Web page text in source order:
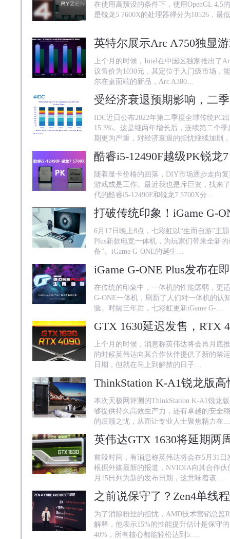
在使用高预设的条件下，使用OpenGL 4.5
是锐龙5 7600X的处理器得分为10526，最
上个月的时候，Intel在中国区独家推出了
议售价为1030元，其定位于入门级市场，
尔在桌面端的新品，Arc A380…
IDC近日公布2022年第二季度全球传统PC
15.3%。这是继两年增长后，连续第二个
期更为严重，对经济衰退的担忧继续加剧
随着显卡价格的回落，DIY市场逐步走向
游戏或是工作。最近我也是斥巨资，找来
代的酷睿i5-12490F和锐龙7 5700X分…
打破传统印象！iGame G-
6月17日晚上8点，七彩虹以“生而自游”主
Plus新款电竞一体机，为玩家们带来全新
备”。iGame G-ONE的诞生…
iGame G-ONE Plus发布在
在传统的印象中，一体机的性能孱弱，更
G-ONE一体机，刷新了人们对一体机的认
验。时隔三年后，七彩虹更新iGame G-…
上个月的时候，消息称英伟达将会再月底
的时候英伟达向其合作伙伴提供了新的禁
日期，但就在马上到解禁的日子…
本次天极网评测的ThinkStation K-A1锐龙
够提供持久高效生产力，还有卓越的安全
的后顾之忧，从而让专业人士聚焦精力在…
英伟达GTX 1630将延期两
前段时间，有消息称英伟达将会在5月31
根据外媒最新的报道，NVIDIA向其合作伙
月15日列为新的发布日期，这意味着该…
之前说保守了？Zen4单线
为了消除粉丝的担忧，AMD技术营销总监
解释，他表示15%的性能提升估计是保守
40%，所有核心都能轻松达到5.…